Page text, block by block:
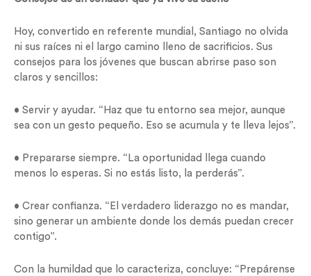
Hoy, convertido en referente mundial, Santiago no olvida
ni sus raíces ni el largo camino lleno de sacrificios. Sus
consejos para los jóvenes que buscan abrirse paso son
claros y sencillos:
• Servir y ayudar. “Haz que tu entorno sea mejor, aunque
sea con un gesto pequeño. Eso se acumula y te lleva lejos”.
• Prepararse siempre. “La oportunidad llega cuando
menos lo esperas. Si no estás listo, la perderás”.
• Crear confianza. “El verdadero liderazgo no es mandar,
sino generar un ambiente donde los demás puedan crecer
contigo”.
Con la humildad que lo caracteriza, concluye: “Prepárense